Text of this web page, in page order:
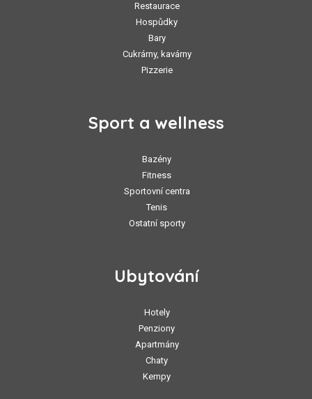
Restaurace
Hospůdky
Bary
Cukrárny, kavárny
Pizzerie
Sport a wellness
Bazény
Fitness
Sportovní centra
Tenis
Ostatní sporty
Ubytování
Hotely
Penziony
Apartmány
Chaty
Kempy